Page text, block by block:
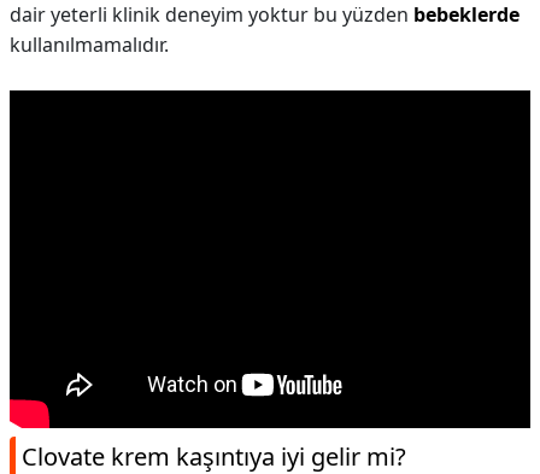
dair yeterli klinik deneyim yoktur bu yüzden bebeklerde
kullanılmamalıdır.
Clovate krem kaşıntıya iyi gelir mi?